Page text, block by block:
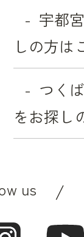
宇都
しの方は
つく
をお探し
us